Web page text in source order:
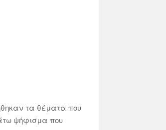
τα θέματα που
ψήφισμα που